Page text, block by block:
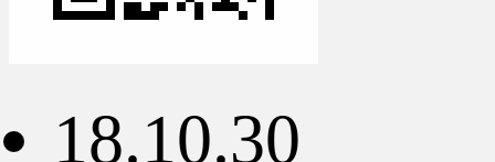
18.10.30